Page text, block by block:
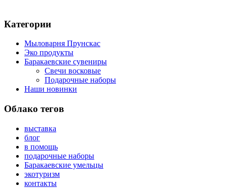
Категории
Мыловарня Прунскас
Эко продукты
Баракаевские сувениры
Свечи восковые
Подарочные наборы
Наши новинки
Облако тегов
выставка
блог
в помощь
подарочные наборы
Баракаевские умельцы
экотуризм
контакты